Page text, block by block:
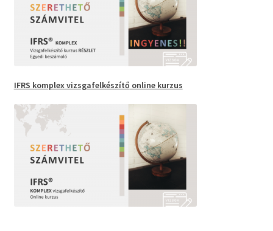
IFRS komplex vizsgafelkészítő online kurzus